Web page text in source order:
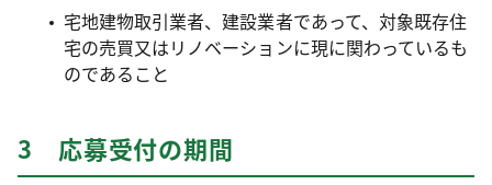
宅地建物取引業者、建設業者であって、対象既存住
宅の売買又はリノベーションに現に関わっているも
のであること
3 応募受付の期間